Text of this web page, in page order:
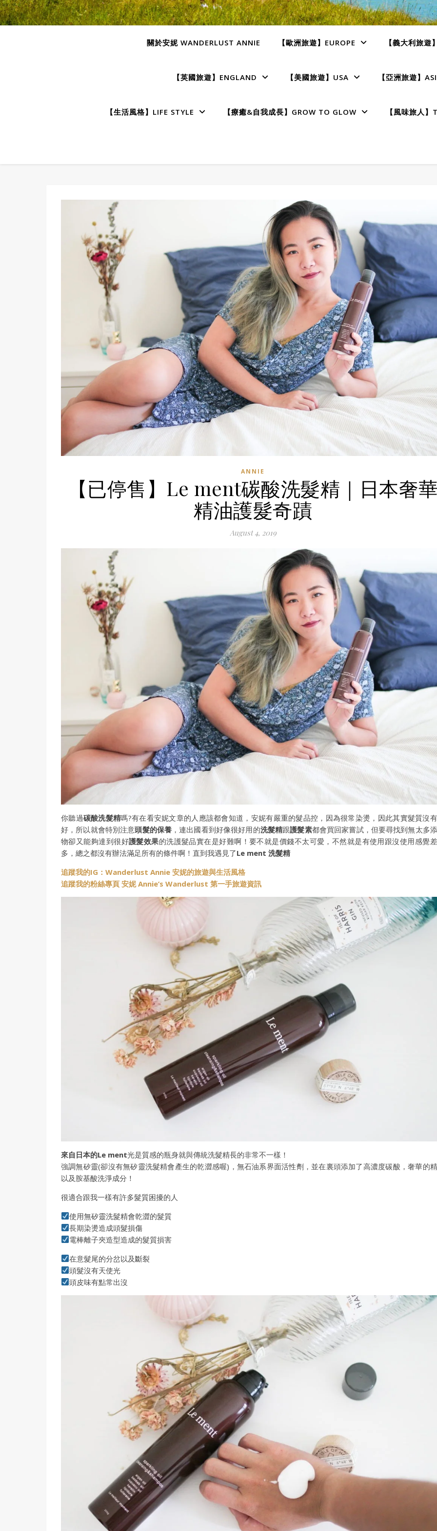
關於安妮 WANDERLUST ANNIE 【歐洲旅遊】EUROPE 【義大利旅遊
【英國旅遊】ENGLAND 【美國旅遊】USA 【亞洲旅遊】
【生活風格】LIFE STYLE 【療癒&自我成長】GROW TO GLOW 【風味旅人】
ANNIE
【已停售】Le ment碳酸洗髮精｜日本奢
精油護髮奇蹟
August 4, 2019
你聽過碳酸洗髮精嗎?有在看安妮文章的人應該都會知道，安妮有嚴重的髮品控，因為很常染燙，因此其實髮質沒
好，所以就會特別注意頭髮的保養 ，連出國看到好像很好用的洗髮精跟護髮素都會買回家嘗試，但要尋找到無太多
物卻又能夠達到很好護髮效果的洗護髮品實在是好難啊！要不就是價錢不太可愛，不然就是有使用跟沒使用感覺
多，總之都沒有辦法滿足所有的條件啊！直到我遇見了Le ment 洗髮精
追蹤我的IG：Wanderlust Annie 安妮的旅遊與生活風格
追蹤我的粉絲專頁 安妮 Annie’s Wanderlust 第一手旅遊資訊
來自日本的Le ment光是質感的瓶身就與傳統洗髮精長的非常不一樣！
強調無矽靈(卻沒有無矽靈洗髮精會產生的乾澀感喔)，無石油系界面活性劑，並在裏頭添加了高濃度碳酸，奢華的
以及胺基酸洗淨成分！
很適合跟我一樣有許多髮質困擾的人
使用無矽靈洗髮精會乾澀的髮質
長期染燙造成頭髮損傷
電棒離子夾造型造成的髮質損害
在意髮尾的分岔以及斷裂
頭髮沒有天使光
頭皮味有點常出沒